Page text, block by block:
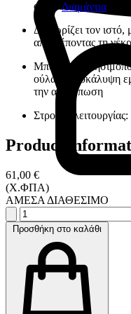
Διαμάντια
αντί του
Διαχωρίζει τον ιστό,
αποτρέποντας τη
Μπορεί να
ούλων, αποκάλυψη
την αποτύπωση
Στροφές
Product
61,00 €
(Χ.ΦΠΑ)
ΑΜΕΣΑ ΔΙΑΘΕΣΙΜΟ
Προσθήκη στο καλάθι